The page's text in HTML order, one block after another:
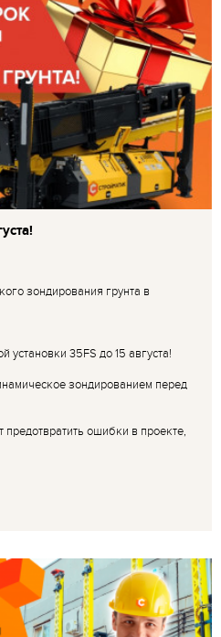
зондирования грунта в
35FS до 15 августа!
зондированием перед
предотвратить ошибки в проекте,